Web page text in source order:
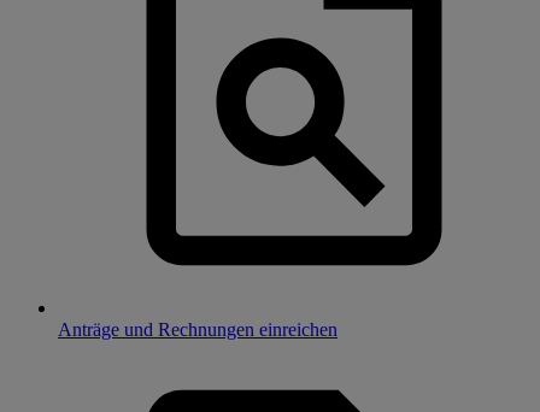
Anträge und Rechnungen einreichen